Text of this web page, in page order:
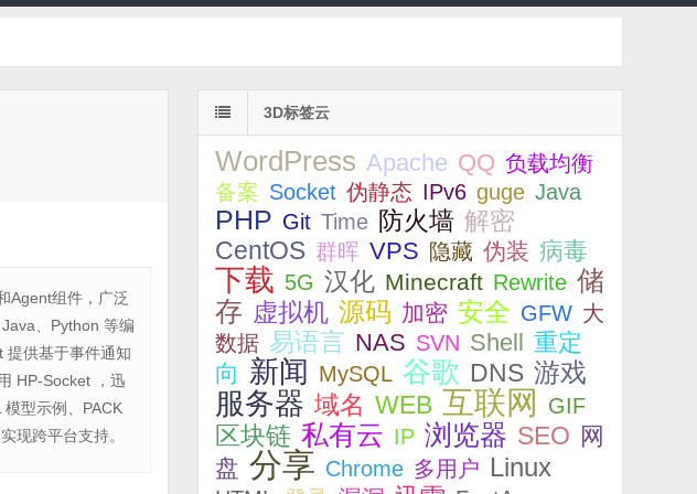
Agent组件，广泛
、Python 等编
提供基于事件通知
HP-Socket ，迅
型示例、PACK
现跨平台支持。
3D标签云
WordPress Apache QQ 负载均衡
备案 Socket 伪静态 IPv6 guge Java
PHP Git Time 防火墙 解密
CentOS 群晖 VPS 隐藏 伪装 病毒
下载 5G 汉化 Minecraft Rewrite 储
存 虚拟机 源码 加密 安全 GFW 大
数据 易语言 NAS SVN Shell 重定
向 新闻 MySQL 谷歌 DNS 游戏
服务器 域名 WEB 互联网 GIF
区块链 私有云 IP 浏览器 SEO 网
盘 分享 Chrome 多用户 Linux